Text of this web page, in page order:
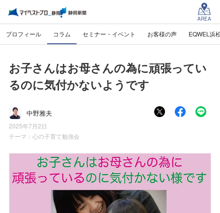
AREA
プロフィール コラム セミナー・イベント お客様の声 EQWEL浜
お子さんはお母さんの為に頑張ってい
るのに気付かないようです
中野雅夫
2025年7月2日
テーマ： 心の子育て勉強会